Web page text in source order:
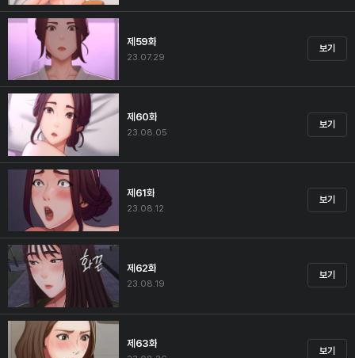
제59화
23.07.29
보기
제60화
23.08.05
보기
제61화
23.08.12
보기
제62화
23.08.19
보기
제63화
보기